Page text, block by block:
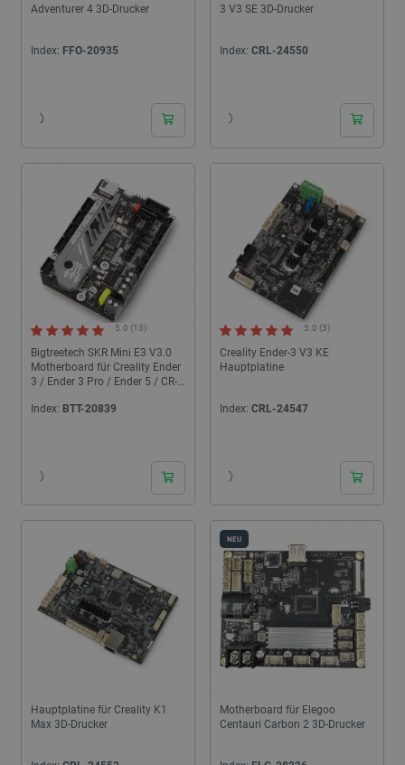
Adventurer 4 3D-Drucker
Index: FFO-20935
3 V3 SE 3D-Drucker
Index: CRL-24550
Bigtreetech SKR Mini E3 V3.0
Motherboard für Creality Ender
3 / Ender 3 Pro / Ender 5 / CR-
5.0 (13)
Index: BTT-20839
Creality Ender-3 V3 KE
Hauptplatine
5.0 (3)
Index: CRL-24547
Hauptplatine für Creality K1
Max 3D-Drucker
Motherboard für Elegoo
Centauri Carbon 2 3D-Drucker
NEU